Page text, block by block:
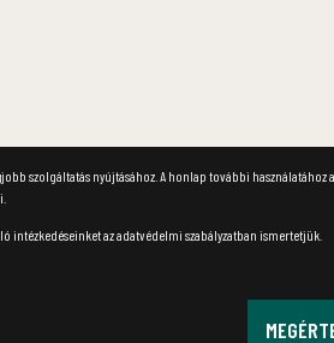
szolgáltatás nyújtásához. A honlap további használatához
intézkedéseinket az adatvédelmi szabályzatban ismertetjük.